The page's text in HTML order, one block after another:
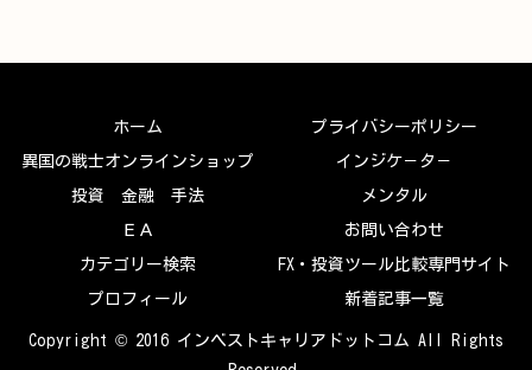
ホーム プライバシーポリシー
異国の戦士オンラインショップ インジケ－タ－
投資 金融 手法 メンタル
ＥＡ お問い合わせ
カテゴリー検索 FX・投資ツール比較専門サイト
プロフィール 新着記事一覧
Copyright © 2016 インベストキャリアドットコム All Rights